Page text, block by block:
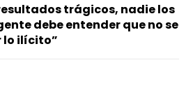
trágicos, nadie los
debe entender que no se
lo ilícito”